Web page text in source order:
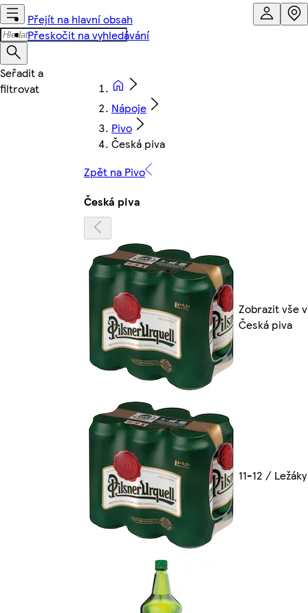
Přejít na hlavní obsah
Přeskočit na vyhledávání
Nápoje
Pivo
Česká piva
Zpět na Pivo
Česká piva
Zobrazit vše v
Česká piva
11-12 / Ležáky